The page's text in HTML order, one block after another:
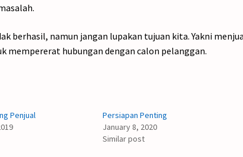
berhasil, namun jangan lupakan tujuan kita. Yakni
mempererat hubungan dengan calon pelanggan.
Penjual
Persiapan Penting
January 8, 2020
Similar post